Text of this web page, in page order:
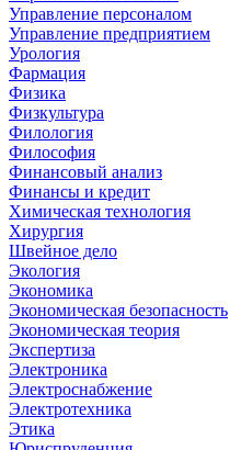
Управление персоналом
Управление предприятием
Урология
Фармация
Физика
Физкультура
Филология
Философия
Финансовый анализ
Финансы и кредит
Химическая технология
Хирургия
Швейное дело
Экология
Экономика
Экономическая безопасность
Экономическая теория
Экспертиза
Электроника
Электроснабжение
Электротехника
Этика